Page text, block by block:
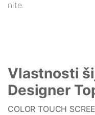
nite.
Vlastnosti
Designer
COLOR TOUCH